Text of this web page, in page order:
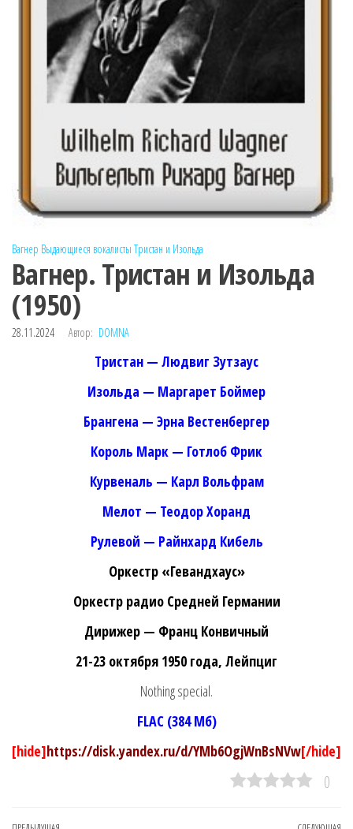
Вагнер Выдающиеся вокалисты Тристан и Изольда
Вагнер. Тристан и Изольда
(1950)
28.11.2024 Автор: DOMNA
Тристан — Людвиг Зутзаус
Изольда — Маргарет Боймер
Брангена — Эрна Вестенбергер
Король Марк — Готлоб Фрик
Курвеналь — Карл Вольфрам
Мелот — Теодор Хоранд
Рулевой — Райнхард Кибель
Оркестр «Гевандхаус»
Оркестр радио Средней Германии
Дирижер — Франц Конвичный
21-23 октября 1950 года, Лейпциг
Nothing special.
FLAC (384 Мб)
[hide]https://disk.yandex.ru/d/YMb6OgjWnBsNVw[/hide]
0